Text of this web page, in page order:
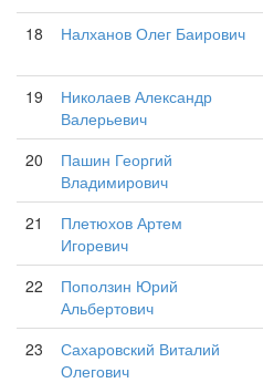
18
Налханов Олег Баирович
19
Николаев Александр
Валерьевич
20
Пашин Георгий
Владимирович
21
Плетюхов Артем
Игоревич
22
Поползин Юрий
Альбертович
23
Сахаровский Виталий
Олегович